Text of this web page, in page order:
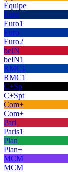
Équipe
Euro
Euro1
Euro
Euro2
beIN
beIN1
RMC1
RMC1
C+Sp
C+Spt
Com+
Com+
Pari
Paris1
Plan
Plan+
MCM
MCM